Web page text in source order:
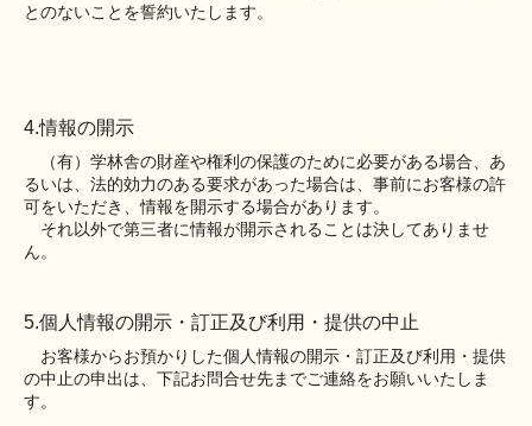
とのないことを誓約いたします。
4.情報の開示
（有）学林舎の財産や権利の保護のために必要がある場合、あ
るいは、法的効力のある要求があった場合は、事前にお客様の許
可をいただき、情報を開示する場合があります。
それ以外で第三者に情報が開示されることは決してありませ
ん。
5.個人情報の開示・訂正及び利用・提供の中止
お客様からお預かりした個人情報の開示・訂正及び利用・提供
の中止の申出は、下記お問合せ先までご連絡をお願いいたしま
す。